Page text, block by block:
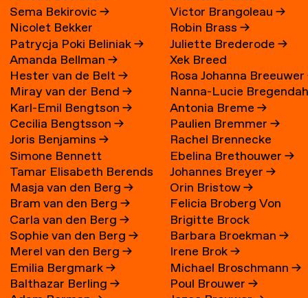
Sema Bekirovic→
Nicolet Bekker
Patrycja Poki Beliniak→
Amanda Bellman→
Hester van de Belt→
Miray van der Bend→
Karl-Emil Bengtson→
Cecilia Bengtsson→
Joris Benjamins→
Simone Bennett
Tamar Elisabeth Berends
→
Masja van den Berg→
Bram van den Berg→
Carla van den Berg→
Sophie van den Berg→
Merel van den Berg→
Emilia Bergmark→
Balthazar Berling→
Victor Brangoleau→
Robin Brass→
Juliette Brederode→
Xek Breed
Rosa Johanna Breeuwer
Nanna-Lucie
Axilgård→
Antonia Breme→
Paulien Bremmer→
Rachel Brennecke
Ebelina Brethouwer→
Johannes Breyer→
Orin Bristow→
Felicia Broberg Von
Zweigbergk
Brigitte Brock
Barbara Broekman→
Irene Brok→
Michael Broschmann→
Poul Brouwer→